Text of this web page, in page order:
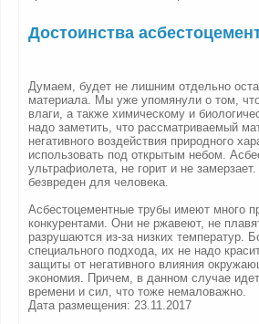
Достоинства
Думаем, будет не лишним отдельно
материала. Мы уже упомянули о том,
влаги, а также химическому и
надо заметить, что рассматриваемый
негативного воздействия природного
использовать под открытым небом.
ультрафиолета, не горит и не
безвреден для человека.
Асбестоцементные трубы имеют много
конкурентами. Они не ржавеют, не
разрушаются из-за низких температур.
специального подхода, их не надо
защиты от негативного влияния
экономия. Причем, в данном случае
времени и сил, что тоже немаловажно.
Дата размещения: 23.11.2017